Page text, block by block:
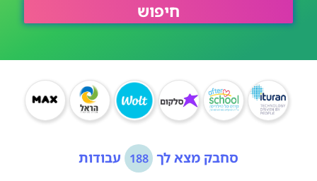
חיפוש
סחבק מצא לך 188 עבודות